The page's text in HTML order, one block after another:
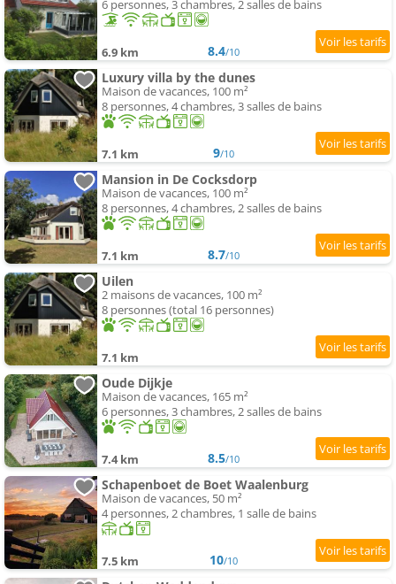
6 personnes, 3 chambres, 2 salles de bains
6.9 km 8.4/10
Luxury villa by the dunes
Maison de vacances, 100 m²
8 personnes, 4 chambres, 3 salles de bains
7.1 km 9/10
Mansion in De Cocksdorp
Maison de vacances, 100 m²
8 personnes, 4 chambres, 2 salles de bains
7.1 km 8.7/10
Uilen
2 maisons de vacances, 100 m²
8 personnes (total 16 personnes)
7.1 km
Oude Dijkje
Maison de vacances, 165 m²
6 personnes, 3 chambres, 2 salles de bains
7.4 km 8.5/10
Schapenboet de Boet Waalenburg
Maison de vacances, 50 m²
4 personnes, 2 chambres, 1 salle de bains
7.5 km 10/10